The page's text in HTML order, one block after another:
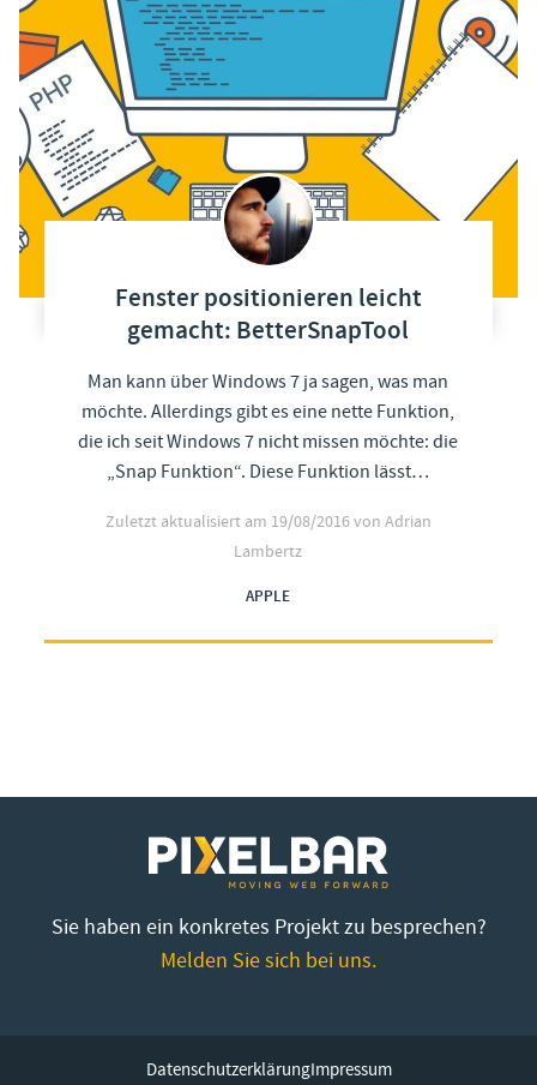
Fenster positionieren leicht
gemacht: BetterSnapTool
Man kann über Windows 7 ja sagen, was man
möchte. Allerdings gibt es eine nette Funktion,
die ich seit Windows 7 nicht missen möchte: die
„Snap Funktion“. Diese Funktion lässt…
Zuletzt aktualisiert am 19/08/2016von Adrian
Lambertz
APPLE
Sie haben ein konkretes Projekt zu besprechen?
Melden Sie sich bei uns.
DatenschutzerklärungImpressum